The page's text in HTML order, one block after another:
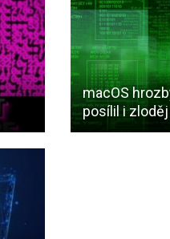
macOS
posílil i